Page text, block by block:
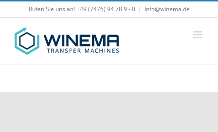
Zum
Rufen Sie uns an! +49 (7476) 94 78 9 - 0 | info@winema.de